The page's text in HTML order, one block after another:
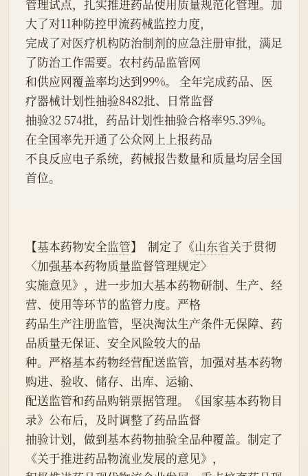
管理试点，扎实推进药品使用质量规范化管理。加
大了对11种防控甲流药械监控力度，
完成了对医疗机构防治制剂的应急注册审批，满足
了防治工作需要。农村药品监管网
和供应网覆盖率均达到99%。 全年完成药品、医
疗器械计划性抽验8482批、日常监督
抽验32 574批，药品计划性抽验合格率95.39%。
在全国率先开通了公众网上上报药品
不良反应电子系统，药械报告数量和质量均居全国
首位。
【基本药物安全监管】  制定了《山东省关于贯彻
〈加强基本药物质量监督管理规定〉
实施意见》，进一步加大基本药物研制、生产、经
营、使用等环节的监管力度。严格
药品生产注册监管，坚决淘汰生产条件无保障、药
品质量无保证、安全风险较大的品
种。严格基本药物经营配送监管，加强对基本药物
购进、验收、储存、出库、运输、
配送监管和药品购销票据管理。《国家基本药物目
录》公布后，及时调整了药品监督
抽验计划，做到基本药物抽验全品种覆盖。制定了
《关于推进药品物流业发展的意见》，